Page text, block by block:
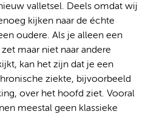
valletsel. Deels omdat wij
kijken naar de échte
oudere. Als je alleen een
maar niet naar andere
kan het zijn dat je een
ziekte, bijvoorbeeld
over het hoofd ziet. Vooral
meestal geen klassieke